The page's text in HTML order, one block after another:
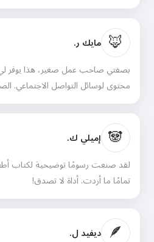
🦊 مايك ر.
بصفتي صاحب عمل صغير، هذا يوفر
محتوى لوسائل التواصل الاجتماعي.
🐼 إميلي ك.
لقد صنعت رسومًا توضيحية لكتاب
تمامًا ما أردت. أداة لا تصدق!
🪶 ديفيد ل.